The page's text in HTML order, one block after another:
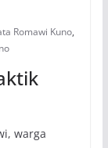
Romawi Kuno,
warga